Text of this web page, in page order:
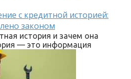
с кредитной историей:
законом
история и зачем она
— это информация